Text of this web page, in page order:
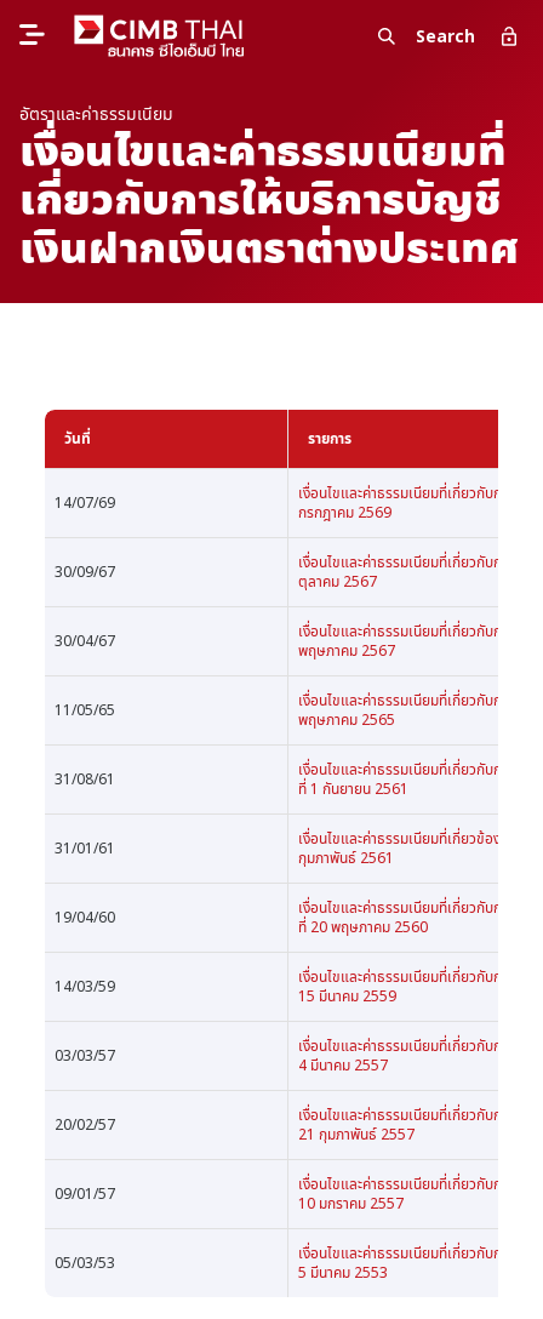
Search
อัตราและค่าธรรมเนียม
เงื่อนไขและค่าธรรมเนียมที่
เกี่ยวกับการให้บริการบัญชี
เงินฝากเงินตราต่างประเทศ
วันที่ รายการ
14/07/69
เงื่อนไขและค่าธรรมเนียมที่เกี่ยวกับการใ
กรกฎาคม 2569
30/09/67
เงื่อนไขและค่าธรรมเนียมที่เกี่ยวกับการใ
ตุลาคม 2567
30/04/67
เงื่อนไขและค่าธรรมเนียมที่เกี่ยวกับการใ
พฤษภาคม 2567
11/05/65
เงื่อนไขและค่าธรรมเนียมที่เกี่ยวกับการใ
พฤษภาคม 2565
31/08/61
เงื่อนไขและค่าธรรมเนียมที่เกี่ยวกับการให้
ที่ 1 กันยายน 2561
31/01/61
เงื่อนไขและค่าธรรมเนียมที่เกี่ยวข้องกับก
กุมภาพันธ์ 2561
19/04/60
เงื่อนไขและค่าธรรมเนียมที่เกี่ยวกับการให้
ที่ 20 พฤษภาคม 2560
14/03/59
เงื่อนไขและค่าธรรมเนียมที่เกี่ยวกับการให้
15 มีนาคม 2559
03/03/57
เงื่อนไขและค่าธรรมเนียมที่เกี่ยวกับการให้
4 มีนาคม 2557
20/02/57
เงื่อนไขและค่าธรรมเนียมที่เกี่ยวกับการให้
21 กุมภาพันธ์ 2557
09/01/57
เงื่อนไขและค่าธรรมเนียมที่เกี่ยวกับการให้
10 มกราคม 2557
05/03/53
เงื่อนไขและค่าธรรมเนียมที่เกี่ยวกับการให้
5 มีนาคม 2553